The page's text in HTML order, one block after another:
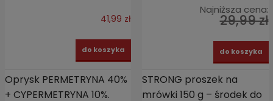
41,99 zł
do koszyka
Najniższa cena:
29,99 zł
do koszyka
Oprysk PERMETRYNA 40%
+ CYPERMETRYNA 10%.
STRONG proszek na
mrówki 150 g – środek do